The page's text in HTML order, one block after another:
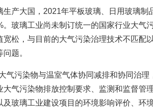
产大国，2021年平板玻璃、日用玻璃制
玻璃工业尚未制订统一的国家行业大气
松，与目前的大气污染治理技术不匹配
题。
气污染物与温室气体协同减排和协同治理
气污染物排放控制要求、监测和监督管
玻璃工业建设项目的环境影响评价、环